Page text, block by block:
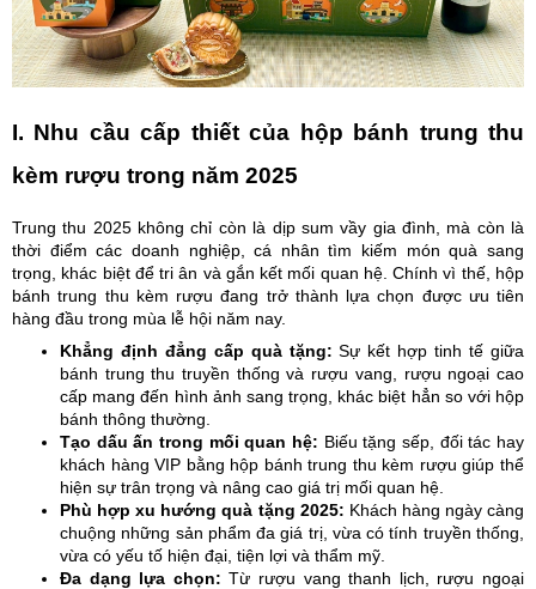
I. Nhu cầu cấp thiết của hộp bánh trung thu
kèm rượu trong năm 2025
Trung thu 2025 không chỉ còn là dịp sum vầy gia đình, mà còn là
thời điểm các doanh nghiệp, cá nhân tìm kiếm món quà sang
trọng, khác biệt để tri ân và gắn kết mối quan hệ. Chính vì thế, hộp
bánh trung thu kèm rượu đang trở thành lựa chọn được ưu tiên
hàng đầu trong mùa lễ hội năm nay.
Khẳng định đẳng cấp quà tặng:Sự kết hợp tinh tế giữa
bánh trung thu truyền thống và rượu vang, rượu ngoại cao
cấp mang đến hình ảnh sang trọng, khác biệt hẳn so với hộp
bánh thông thường.
Tạo dấu ấn trong mối quan hệ: Biếu tặng sếp, đối tác hay
khách hàng VIP bằng hộp bánh trung thu kèm rượu giúp thể
hiện sự trân trọng và nâng cao giá trị mối quan hệ.
Phù hợp xu hướng quà tặng 2025: Khách hàng ngày càng
chuộng những sản phẩm đa giá trị, vừa có tính truyền thống,
vừa có yếu tố hiện đại, tiện lợi và thẩm mỹ.
Đa dạng lựa chọn: Từ rượu vang thanh lịch, rượu ngoại